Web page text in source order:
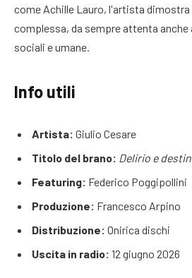
come Achille Lauro, l'artista
complessa, da sempre attenta
sociali e umane.
Info utili
Artista: Giulio Cesare
Titolo del brano: Delirio e
Featuring: Federico Poggipollini
Produzione: Francesco Arpino
Distribuzione: Onirica dischi
Uscita in radio: 12 giugno 2026